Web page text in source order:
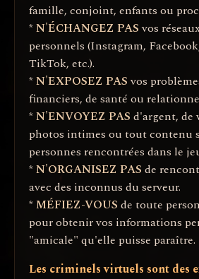
famille, conjoint, enfants ou
*N'ÉCHANGEZ PASvos
personnels (Instagram,
TikTok, etc.).
*N'EXPOSEZ PASvos
financiers, de santé ou
*N'ENVOYEZ PAS d'argent, de
photos intimes ou tout contenu
personnes rencontrées dans le
*N'ORGANISEZ PAS de
avec des inconnus du serveur.
*MÉFIEZ-VOUS de toute
pour obtenir vos informations
"amicale" qu'elle puisse paraître.
Les criminels virtuels sont des